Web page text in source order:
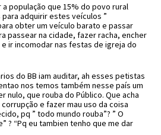
população que 15% do povo rural
adquirir estes veículos ”
obter um veículo barato e passar
passear na cidade, fazer racha, encher
ir incomodar nas festas de igreja do
do BB iam auditar, ah esses petistas
nos temos também nesse país um
nulo, que rouba do Público. Que acha
e fazer mau uso da coisa
pq ” todo mundo rouba”? ” O
? “Pq eu tambien tenho que me dar